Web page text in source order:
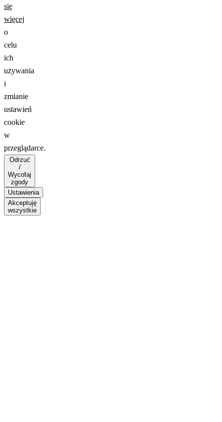
się
więcej
o
celu
ich
używania
i
zmianie
ustawień
cookie
w
przeglądarce.
Odrzuć
/
Wycofaj
zgody
Ustawienia
Akceptuję
wszystkie